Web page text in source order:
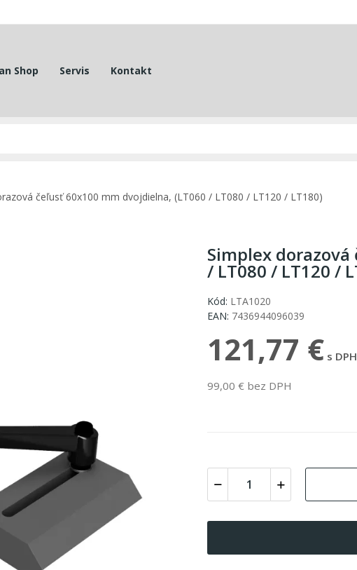
Shop Servis Kontakt
čeľusť 60x100 mm dvojdielna, (LT060 / LT080 / LT120 / LT180)
Simplex
/ LT080 / LT120 /
Kód: LTA1020
EAN: 7436944096039
121,77 € s DPH
99,00 € bez DPH